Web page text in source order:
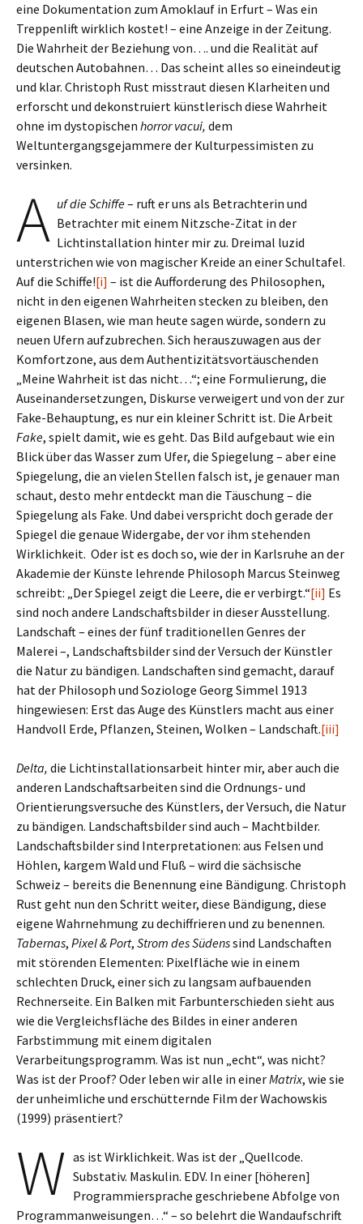
eine Dokumentation zum Amoklauf in Erfurt – Was ein
Treppenlift wirklich kostet! – eine Anzeige in der Zeitung.
Die Wahrheit der Beziehung von…. und die Realität auf
deutschen Autobahnen… Das scheint alles so eineindeutig
und klar. Christoph Rust misstraut diesen Klarheiten und
erforscht und dekonstruiert künstlerisch diese Wahrheit
ohne im dystopischen horror vacui, dem
Weltuntergangsgejammere der Kulturpessimisten zu
versinken.
A uf die Schiffe– ruft er uns als Betrachterin und
Betrachter mit einem Nitzsche-Zitat in der
Lichtinstallation hinter mir zu. Dreimal luzid
unterstrichen wie von magischer Kreide an einer Schultafel.
Auf die Schiffe![i] – ist die Aufforderung des Philosophen,
nicht in den eigenen Wahrheiten stecken zu bleiben, den
eigenen Blasen, wie man heute sagen würde, sondern zu
neuen Ufern aufzubrechen. Sich herauszuwagen aus der
Komfortzone, aus dem Authentizitätsvortäuschenden
„Meine Wahrheit ist das nicht…“; eine Formulierung, die
Auseinandersetzungen, Diskurse verweigert und von der zur
Fake-Behauptung, es nur ein kleiner Schritt ist. Die Arbeit
Fake, spielt damit, wie es geht. Das Bild aufgebaut wie ein
Blick über das Wasser zum Ufer, die Spiegelung – aber eine
Spiegelung, die an vielen Stellen falsch ist, je genauer man
schaut, desto mehr entdeckt man die Täuschung – die
Spiegelung als Fake. Und dabei verspricht doch gerade der
Spiegel die genaue Widergabe, der vor ihm stehenden
Wirklichkeit. Oder ist es doch so, wie der in Karlsruhe an der
Akademie der Künste lehrende Philosoph Marcus Steinweg
schreibt: „Der Spiegel zeigt die Leere, die er verbirgt.“[ii] Es
sind noch andere Landschaftsbilder in dieser Ausstellung.
Landschaft – eines der fünf traditionellen Genres der
Malerei –, Landschaftsbilder sind der Versuch der Künstler
die Natur zu bändigen. Landschaften sind gemacht, darauf
hat der Philosoph und Soziologe Georg Simmel 1913
hingewiesen: Erst das Auge des Künstlers macht aus einer
Handvoll Erde, Pflanzen, Steinen, Wolken – Landschaft.[iii]
Delta, die Lichtinstallationsarbeit hinter mir, aber auch die
anderen Landschaftsarbeiten sind die Ordnungs- und
Orientierungsversuche des Künstlers, der Versuch, die Natur
zu bändigen. Landschaftsbilder sind auch – Machtbilder.
Landschaftsbilder sind Interpretationen: aus Felsen und
Höhlen, kargem Wald und Fluß – wird die sächsische
Schweiz – bereits die Benennung eine Bändigung. Christoph
Rust geht nun den Schritt weiter, diese Bändigung, diese
eigene Wahrnehmung zu dechiffrieren und zu benennen.
Tabernas, Pixel & Port, Strom des Südenssind Landschaften
mit störenden Elementen: Pixelfläche wie in einem
schlechten Druck, einer sich zu langsam aufbauenden
Rechnerseite. Ein Balken mit Farbunterschieden sieht aus
wie die Vergleichsfläche des Bildes in einer anderen
Farbstimmung mit einem digitalen
Verarbeitungsprogramm. Was ist nun „echt“, was nicht?
Was ist der Proof? Oder leben wir alle in einerMatrix, wie sie
der unheimliche und erschütternde Film der Wachowskis
(1999) präsentiert?
W as ist Wirklichkeit. Was ist der „Quellcode.
Substativ. Maskulin. EDV. In einer [höheren]
Programmiersprache geschriebene Abfolge von
Programmanweisungen…“ – so belehrt die Wandaufschrift